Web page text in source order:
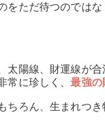
をただ待つのでは
太陽線、財運線が
常に珍しく、最強の
ちろん、生まれつ